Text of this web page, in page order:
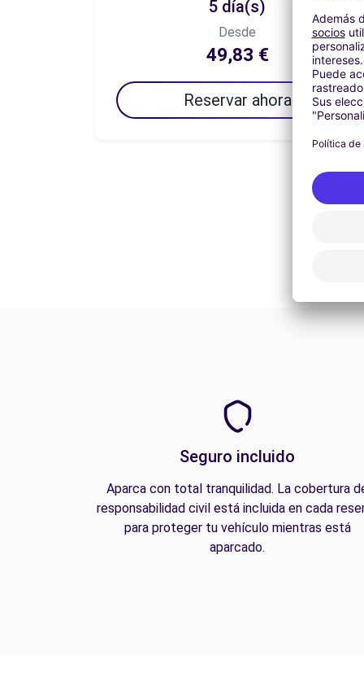
5 día(s)
Desde
49,83 €
Reservar ahora
Seguro incluido
Aparca con total tranquilidad. La cobertura
responsabilidad civil está incluida en cada
para proteger tu vehículo mientras está
aparcado.